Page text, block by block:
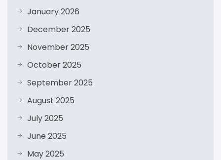
January 2026
December 2025
November 2025
October 2025
September 2025
August 2025
July 2025
June 2025
May 2025